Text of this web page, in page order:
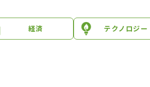
経済 テクノロジー